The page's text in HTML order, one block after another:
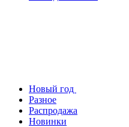
Новый год
Разное
Распродажа
Новинки